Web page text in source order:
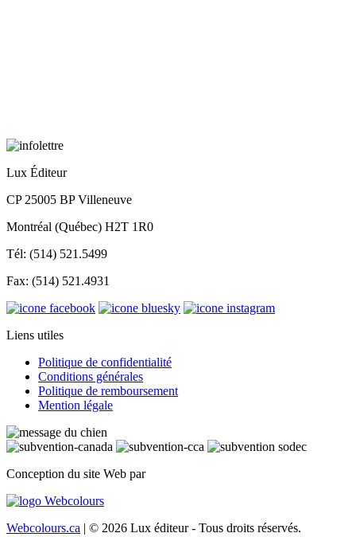
Lux Éditeur
CP 25005 BP Villeneuve
Montréal (Québec) H2T 1R0
Tél: (514) 521.5499
Fax: (514) 521.4931
Liens utiles
Politique de confidentialité
Conditions générales
Politique de remboursement
Mention légale
Conception du site Web par
Webcolours.ca | © 2026 Lux éditeur - Tous droits réservés.